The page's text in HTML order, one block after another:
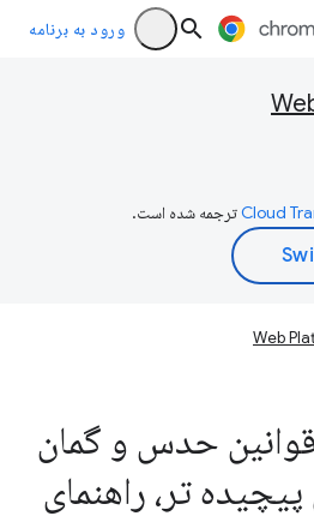
ورود به برنامه
ترجمه شده است.
Web
قوانین حدس و گمان
تر، راهنمای